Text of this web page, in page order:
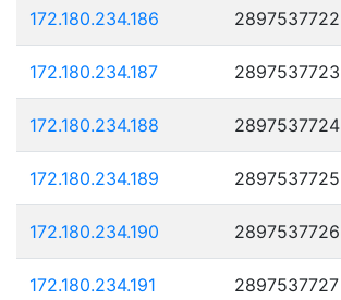
172.180.234.186 2897537722
172.180.234.187 2897537723
172.180.234.188 2897537724
172.180.234.189 2897537725
172.180.234.190 2897537726
172.180.234.191 2897537727